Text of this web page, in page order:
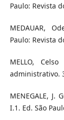
Paulo: Revista
MEDAUAR,
Paulo: Revista
MELLO,
administrativo.
MENEGALE,
I.1. Ed. São